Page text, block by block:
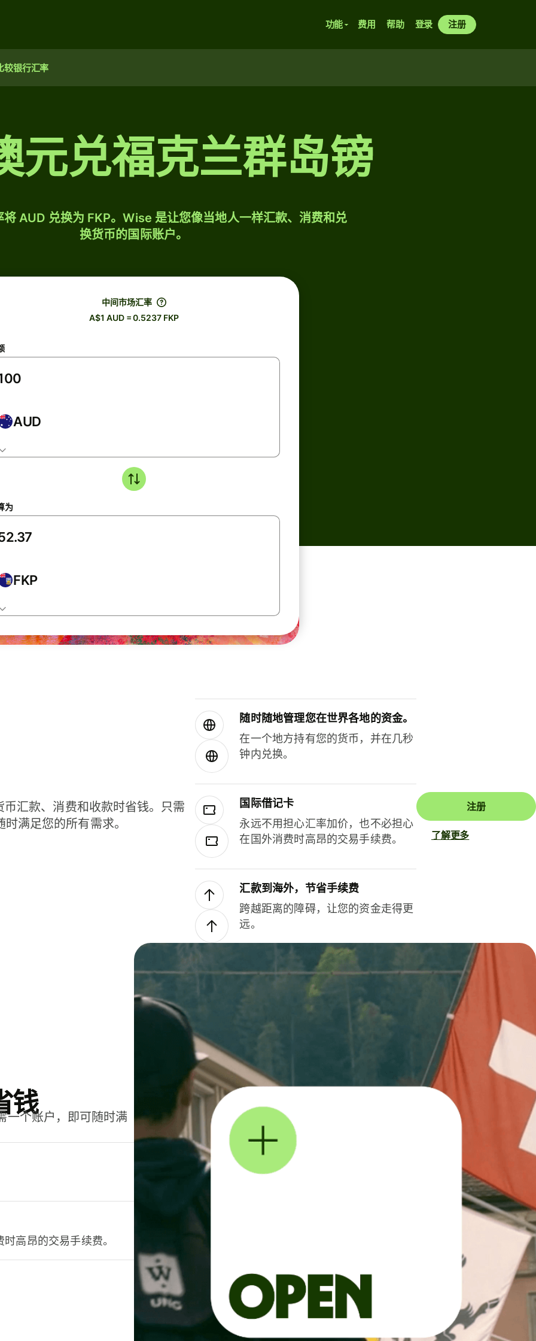
功能 费用 帮助 登录 注册
较银行汇率
元兑福克兰群岛镑
将 AUD 兑换为 FKP。Wise 是让您像当地人一样汇款、消费和兑
换货币的国际账户。
中间市场汇率
A$1 AUD = 0.5237 FKP
AUD
为
FKP
汇款、消费和收款时省钱。只需
满足您的所有需求。
随时随地管理您在世界各地的资金。
在一个地方持有您的货币，并在几秒
钟内兑换。
国际借记卡
永远不用担心汇率加价，也不必担心
在国外消费时高昂的交易手续费。
汇款到海外，节省手续费
跨越距离的障碍，让您的资金走得更
远。
注册
了解更多
钱
一个账户，即可随时满
高昂的交易手续费。